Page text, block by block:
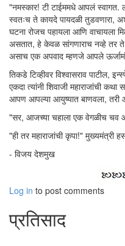
"नमस्कार! टी टाईममधे आपलं स्वागत.
स्वतःच ते कायदे पायदळी तुडवणारा,
घटना रोजच पहायला आणि वाचायला
असतात, हे केवळ सांगणाराच नव्हे तर ते
असाच एक अपवाद म्हणजे आपले
तिकडे टिव्हीवर विश्वासराव पाटील,
एकदा त्यांनी शिवाजी महाराजांची
आपण आपल्या आयुष्यात बाणवला, तरी
"सर, आजच्या चहाला एक वेगळीच चव
"ही तर महाराजांची कृपा!" मुख्यमंत्री
- विजय देशमुख
Log in to post comments
प्रतिसाद